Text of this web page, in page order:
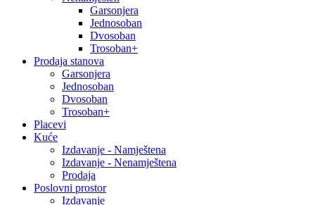
Garsonjera
Jednosoban
Dvosoban
Trosoban+
Prodaja stanova
Garsonjera
Jednosoban
Dvosoban
Trosoban+
Placevi
Kuće
Izdavanje - Namještena
Izdavanje - Nenamještena
Prodaja
Poslovni prostor
Izdavanje